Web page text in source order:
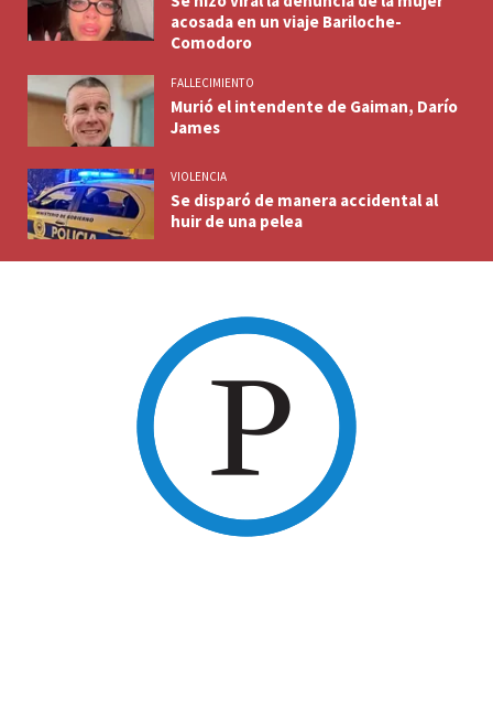
acosada en un viaje Bariloche-
Comodoro
FALLECIMIENTO
Murió el intendente de Gaiman, Darío
James
VIOLENCIA
Se disparó de manera accidental al
huir de una pelea